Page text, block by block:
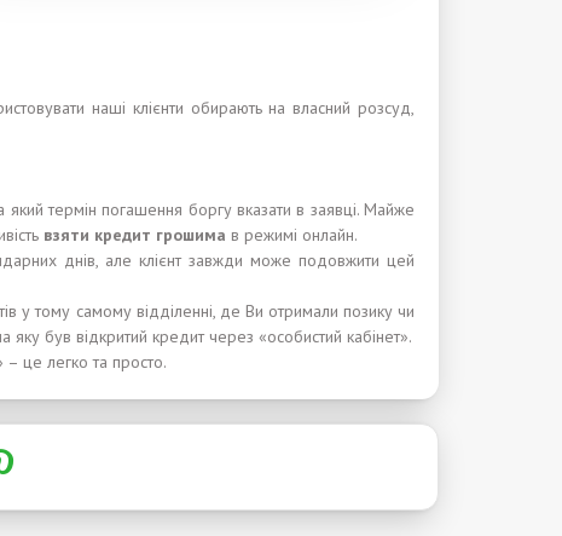
наші клієнти обирають на власний розсуд,
який термін погашення боргу вказати в заявці. Майже
взяти кредит грошима в режимі онлайн.
днів, але клієнт завжди може подовжити цей
у тому самому відділенні, де Ви отримали позику чи
був відкритий кредит через «особистий кабінет».
– це легко та просто.